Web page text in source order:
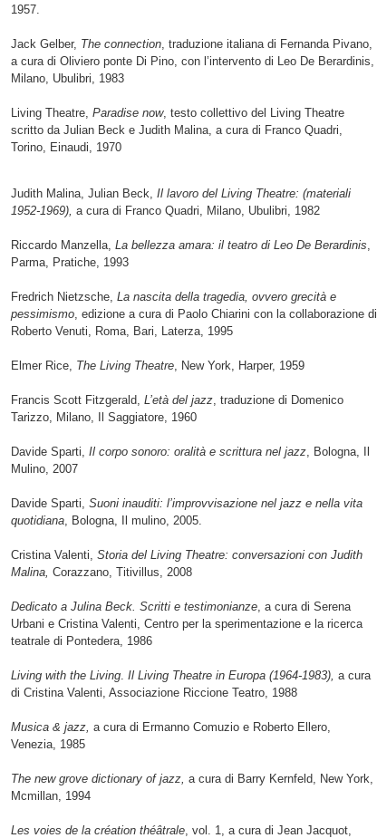
1957.
Jack Gelber, The connection, traduzione italiana di Fernanda Pivano,
a cura di Oliviero ponte Di Pino, con l’intervento di Leo De Berardinis,
Milano, Ubulibri, 1983
Living Theatre, Paradise now, testo collettivo del Living Theatre
scritto da Julian Beck e Judith Malina, a cura di Franco Quadri,
Torino, Einaudi, 1970
Judith Malina, Julian Beck, Il lavoro del Living Theatre: (materiali
1952-1969), a cura di Franco Quadri, Milano, Ubulibri, 1982
Riccardo Manzella, La bellezza amara: il teatro di Leo De Berardinis
Parma, Pratiche, 1993
Fredrich Nietzsche, La nascita della tragedia, ovvero grecità e
pessimismo, edizione a cura di Paolo Chiarini con la collaborazione di
Roberto Venuti, Roma, Bari, Laterza, 1995
Elmer Rice, The Living Theatre, New York, Harper, 1959
Francis Scott Fitzgerald, L’età del jazz, traduzione di Domenico
Tarizzo, Milano, Il Saggiatore, 1960
Davide Sparti, Il corpo sonoro: oralità e scrittura nel jazz, Bologna, Il
Mulino, 2007
Davide Sparti, Suoni inauditi: l’improvvisazione nel jazz e nella vita
quotidiana, Bologna, Il mulino, 2005.
Cristina Valenti, Storia del Living Theatre: conversazioni con Judith
Malina, Corazzano, Titivillus, 2008
Dedicato a Julina Beck. Scritti e testimonianze, a cura di Serena
Urbani e Cristina Valenti, Centro per la sperimentazione e la ricerca
teatrale di Pontedera, 1986
Living with the Living. Il Living Theatre in Europa (1964-1983), a cura
di Cristina Valenti, Associazione Riccione Teatro, 1988
Musica & jazz, a cura di Ermanno Comuzio e Roberto Ellero,
Venezia, 1985
The new grove dictionary of jazz, a cura di Barry Kernfeld, New York,
Mcmillan, 1994
Les voies de la création théâtrale, vol. 1, a cura di Jean Jacquot,